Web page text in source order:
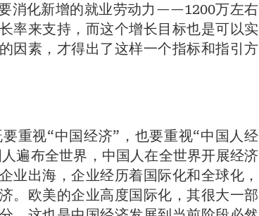
消化新增的就业劳动力——1200万左右
率来支持，而这个增长目标也是可以实
因素，才得出了这样一个指标和指引方
重视“中国经济”，也要重视“中国人经
遍布全世界，中国人在全世界开展经济
业出海，企业经历着国际化和全球化，
。欧美的企业高度国际化，其很大一部